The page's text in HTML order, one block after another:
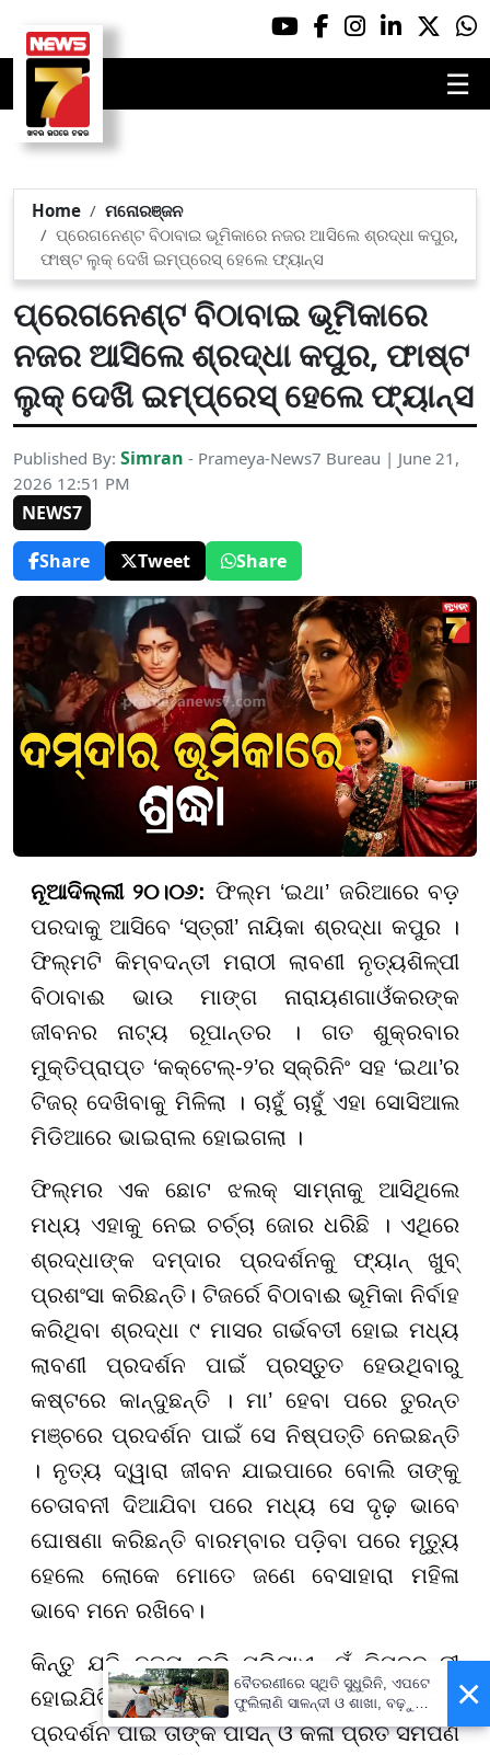
☰
Home
ମନୋରଞ୍ଜନ
ପ୍ରେଗନେଣ୍ଟ ବିଠାବାଇ ଭୂମିକାରେ ନଜର ଆସିଲେ ଶ୍ରଦ୍ଧା କପୁର,
ଫାଷ୍ଟ ଲୁକ୍‌ ଦେଖି ଇମ୍ପ୍ରେସ୍‌ ହେଲେ ଫ୍ୟାନ୍ସ
ପ୍ରେଗନେଣ୍ଟ ବିଠାବାଇ ଭୂମିକାରେ
ନଜର ଆସିଲେ ଶ୍ରଦ୍ଧା କପୁର, ଫାଷ୍ଟ
ଲୁକ୍‌ ଦେଖି ଇମ୍ପ୍ରେସ୍‌ ହେଲେ ଫ୍ୟାନ୍ସ
Published By: Simran - Prameya-News7 Bureau | June 21,
2026 12:51 PM
NEWS7
Share
Tweet Share
ନୂଆଦିଲ୍ଲୀ ୨୦।୦୬: ଫିଲ୍ମ ‘ଇଥା’ ଜରିଆରେ ବଡ଼
ପରଦାକୁ ଆସିବେ ‘ସ୍ତ୍ରୀ’ ନାୟିକା ଶ୍ରଦ୍ଧା କପୁର ।
ଫିଲ୍ମଟି କିମ୍ବଦନ୍ତୀ ମରାଠୀ ଲାବଣୀ ନୃତ୍ୟଶିଳ୍ପୀ
ବିଠାବାଈ ଭାଉ ମାଙ୍ଗ ନାରାୟଣଗାଓଁକରଙ୍କ
ଜୀବନର ନାଟ୍ୟ ରୂପାନ୍ତର । ଗତ ଶୁକ୍ରବାର
ମୁକ୍ତିପ୍ରାପ୍ତ ‘କକ୍ଟେଲ୍-୨’ର ସ୍କ୍ରିନିଂ ସହ ‘ଇଥା’ର
ଟିଜର୍ ଦେଖିବାକୁ ମିଳିଲା । ଚାହୁଁ ଚାହୁଁ ଏହା ସୋସିଆଲ
ମିଡିଆରେ ଭାଇରାଲ ହୋଇଗଲା ।
ଫିଲ୍ମର ଏକ ଛୋଟ ଝଲକ୍ ସାମ୍ନାକୁ ଆସିଥିଲେ
ମଧ୍ୟ ଏହାକୁ ନେଇ ଚର୍ଚ୍ଚା ଜୋର ଧରିଛି । ଏଥିରେ
ଶ୍ରଦ୍ଧାଙ୍କ ଦମ୍ଦାର ପ୍ରଦର୍ଶନକୁ ଫ୍ୟାନ୍ ଖୁବ୍
ପ୍ରଶଂସା କରିଛନ୍ତି। ଟିଜର୍ରେ ବିଠାବାଈ ଭୂମିକା ନିର୍ବାହ
କରିଥିବା ଶ୍ରଦ୍ଧା ୯ ମାସର ଗର୍ଭବତୀ ହୋଇ ମଧ୍ୟ
ଲାବଣୀ ପ୍ରଦର୍ଶନ ପାଇଁ ପ୍ରସ୍ତୁତ ହେଉଥିବାରୁ
କଷ୍ଟରେ କାନ୍ଦୁଛନ୍ତି । ମା’ ହେବା ପରେ ତୁରନ୍ତ
ମଞ୍ଚରେ ପ୍ରଦର୍ଶନ ପାଇଁ ସେ ନିଷ୍ପତ୍ତି ନେଇଛନ୍ତି
। ନୃତ୍ୟ ଦ୍ୱାରା ଜୀବନ ଯାଇପାରେ ବୋଲି ତାଙ୍କୁ
ଚେତାବନୀ ଦିଆଯିବା ପରେ ମଧ୍ୟ ସେ ଦୃଢ଼ ଭାବେ
ଘୋଷଣା କରିଛନ୍ତି ବାରମ୍ବାର ପଡ଼ିବା ପରେ ମୃତ୍ୟୁ
ହେଲେ ଲୋକେ ମୋତେ ଜଣେ ବେସାହାରା ମହିଳା
ଭାବେ ମନେ ରଖିବେ।
କିନ୍ତୁ ଯଦି ନୃତ୍ୟ କରି ମରିଯାଏ, ମୁଁ କିମ୍ବଦନ୍ତୀ
ହୋଇଯିବି । ଟିଜର୍ ବିଠାବାଈଙ୍କ ଯାତ୍ରା, ନୃତ୍ୟ
ପ୍ରଦର୍ଶନ ପାଇଁ ତାଙ୍କ ପାସନ୍ ଓ କଳା ପ୍ରତି ସମର୍ପଣ
×
ବୈତରଣୀରେ ସ୍ଥିତି ସୁଧୁରିନି, ଏପଟେ
ଫୁଲିଲାଣି ସାଳନ୍ଦୀ ଓ ଶାଖା, ବଢ଼ୁଛି